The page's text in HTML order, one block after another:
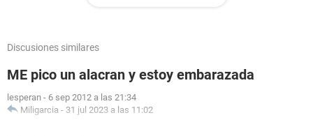
Discusiones similares
ME pico un alacran y estoy embarazada
lesperan - 6 sep 2012 a las 21:34
Miligarcia - 31 jul 2023 a las 11:02